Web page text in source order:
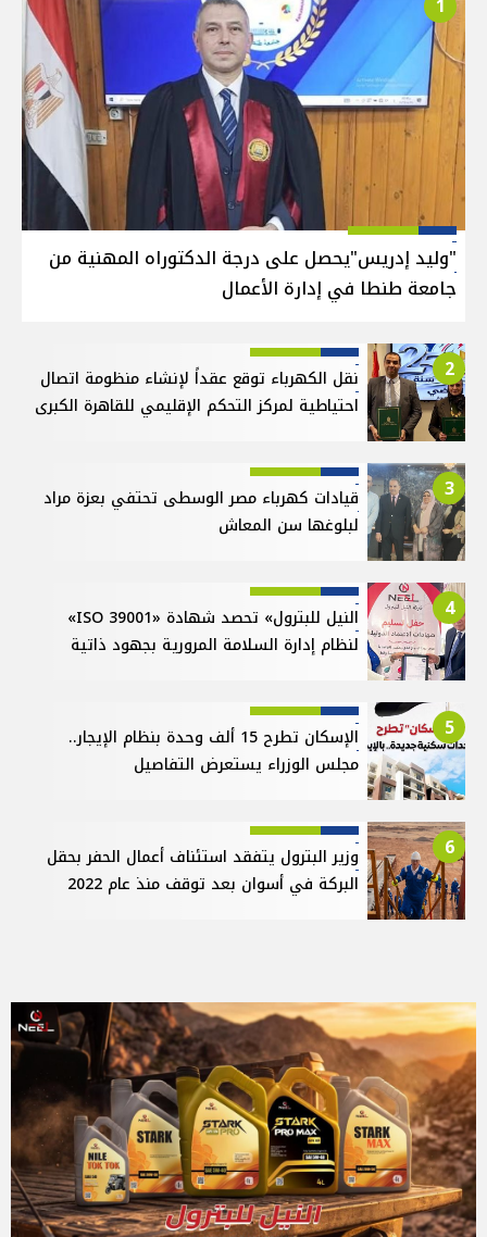
"وليد إدريس"يحصل على درجة الدكتوراه المهنية من
جامعة طنطا في إدارة الأعمال
2
نقل الكهرباء توقع عقداً لإنشاء منظومة اتصال
احتياطية لمركز التحكم الإقليمي للقاهرة الكبرى
3
قيادات كهرباء مصر الوسطى تحتفي بعزة مراد
لبلوغها سن المعاش
4
النيل للبترول» تحصد شهادة «ISO 39001»
لنظام إدارة السلامة المرورية بجهود ذاتية
5
الإسكان تطرح 15 ألف وحدة بنظام الإيجار..
مجلس الوزراء يستعرض التفاصيل
6
وزير البترول يتفقد استئناف أعمال الحفر بحقل
البركة في أسوان بعد توقف منذ عام 2022